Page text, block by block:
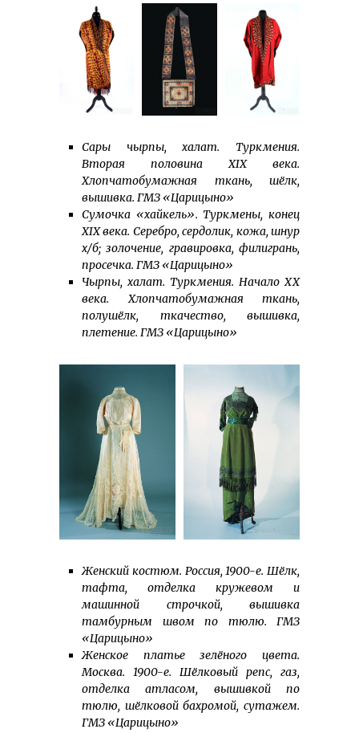
Сары чырпы, халат. Туркмения.
Вторая половина XIX века.
Хлопчатобумажная ткань, шёлк,
вышивка. ГМЗ «Царицыно»
Сумочка «хайкель». Туркмены, конец
XIX века. Серебро, сердолик, кожа, шнур
х/б; золочение, гравировка, филигрань,
просечка. ГМЗ «Царицыно»
Чырпы, халат. Туркмения. Начало ХХ
века. Хлопчатобумажная ткань,
полушёлк, ткачество, вышивка,
плетение. ГМЗ «Царицыно»
Женский костюм. Россия, 1900-е. Шёлк,
тафта, отделка кружевом и
машинной строчкой, вышивка
тамбурным швом по тюлю. ГМЗ
«Царицыно»
Женское платье зелёного цвета.
Москва. 1900-е. Шёлковый репс, газ,
отделка атласом, вышивкой по
тюлю, шёлковой бахромой, сутажем.
ГМЗ «Царицыно»